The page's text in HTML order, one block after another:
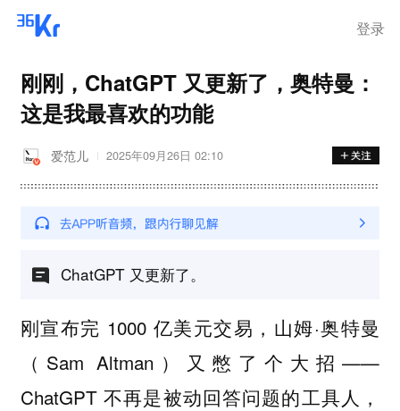
登录
刚刚，ChatGPT 又更新了，奥特曼：
这是我最喜欢的功能
爱范儿 2025年09月26日 02:10
ChatGPT 又更新了。
刚宣布完 1000 亿美元交易，山姆·奥特曼
（Sam Altman）又憋了个大招——
ChatGPT 不再是被动回答问题的工具人，